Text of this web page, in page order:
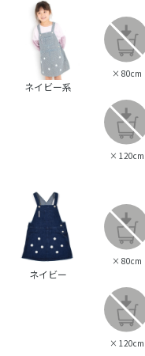
ネイビー系
× 80cm
× 120cm
ネイビー
× 80cm
× 120cm